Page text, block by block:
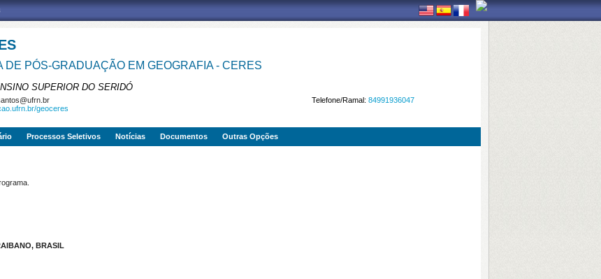
DE PÓS-GRADUAÇÃO EM GEOGRAFIA - CERES
SUPERIOR DO SERIDÓ
Telefone/Ramal: 84991936047
geoceres
Processos Seletivos Notícias Documentos Outras Opções
BRASIL